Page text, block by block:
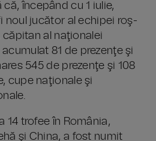
începând cu 1 iulie,
noul jucător al echipei roş-
căpitan al naţionalei
81 de prezenţe şi
545 de prezenţe şi 108
cupe naţionale şi
14 trofee în România,
şi China, a fost numit